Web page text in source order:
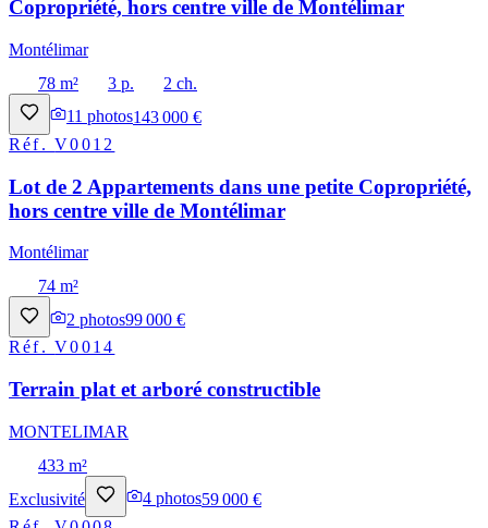
Copropriété, hors centre ville de Montélimar
Montélimar
78 m²
3 p.
2 ch.
11 photos143 000 €
Réf.V0012
Lot de 2 Appartements dans une petite Copropriété,
hors centre ville de Montélimar
Montélimar
74 m²
2 photos99 000 €
Réf.V0014
Terrain plat et arboré constructible
MONTELIMAR
433 m²
Exclusivité
4 photos59 000 €